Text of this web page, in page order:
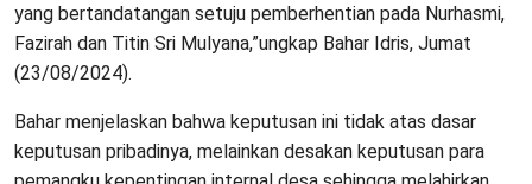
yang bertandatangan setuju pemberhentian pada Nurhasmi,
Fazirah dan Titin Sri Mulyana,”ungkap Bahar Idris, Jumat
(23/08/2024).
Bahar menjelaskan bahwa keputusan ini tidak atas dasar
keputusan pribadinya, melainkan desakan keputusan para